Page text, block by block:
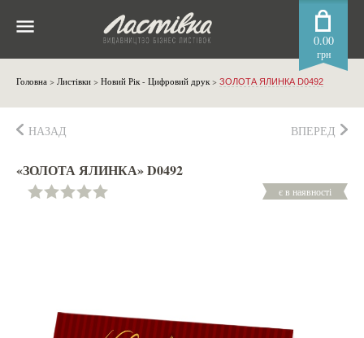
0.00
грн
Головна > Листівки > Новий Рік - Цифровий друк> ЗОЛОТА ЯЛИНКА D0492
НАЗАД ВПЕРЕД
«ЗОЛОТА ЯЛИНКА» D0492
є в наявності